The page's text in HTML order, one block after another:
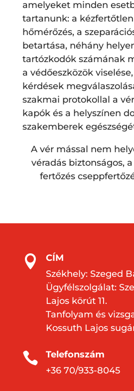
amelyeket minden
tartanunk: a
hőmérőzés, a
betartása, néhány
tartózkodók számának
a védőeszközök
kérdések
szakmai protokollal a
kapók és a helyszínen
szakemberek
A vér mással nem
véradás biztonságos,
fertőzés

CÍM
Székhely: Szeged
Ügyfélszolgálat:
Lajos körút 11.
Tanfolyam és
Kossuth Lajos

Telefonszám
+36 70/933-8045